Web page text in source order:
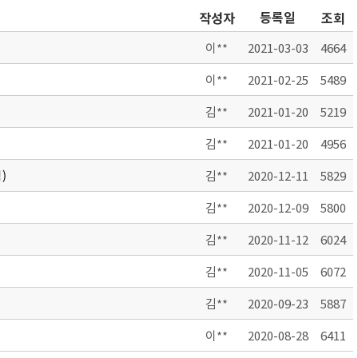
작성자 등록일 조회
이** 2021-03-03
4664
이**
2021-02-25
5489
김**
2021-01-20
5219
김**
2021-01-20
4956
김** 2020-12-11
5829
김**
2020-12-09
5800
김**
2020-11-12
6024
김**
2020-11-05
6072
김**
2020-09-23
5887
이**
2020-08-28 6411